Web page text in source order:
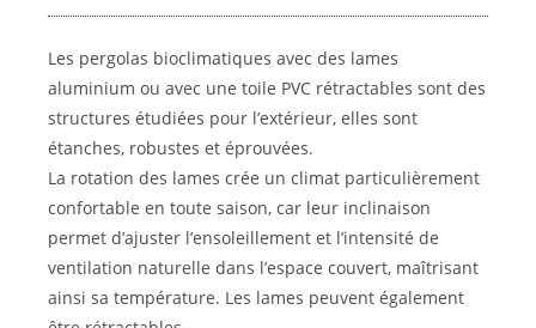
Les pergolas bioclimatiques avec des lames
aluminium ou avec une toile PVC rétractables sont des
structures étudiées pour l’extérieur, elles sont
étanches, robustes et éprouvées.
La rotation des lames crée un climat particulièrement
confortable en toute saison, car leur inclinaison
permet d’ajuster l’ensoleillement et l’intensité de
ventilation naturelle dans l’espace couvert, maîtrisant
ainsi sa température. Les lames peuvent également